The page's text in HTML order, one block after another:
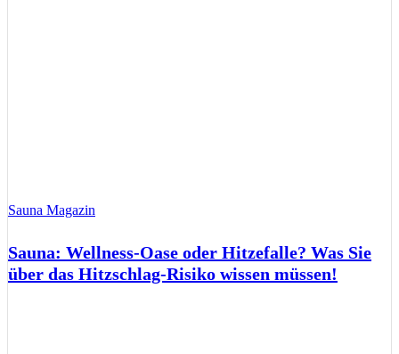
Sauna Magazin
Sauna: Wellness-Oase oder Hitzefalle? Was Sie
über das Hitzschlag-Risiko wissen müssen!